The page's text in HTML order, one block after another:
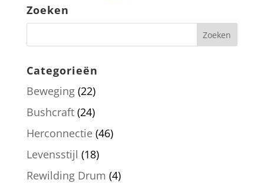
Zoeken
Categorieën
Beweging(22)
Bushcraft(24)
Herconnectie(46)
Levensstijl (18)
Rewilding Drum (4)